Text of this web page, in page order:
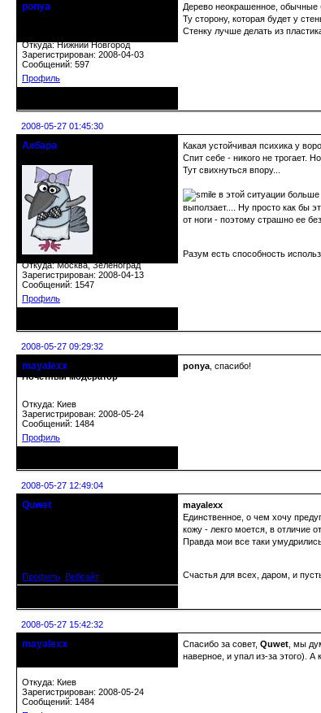
ponya
Откуда: Нижний Новгород
Зарегистрирован: 2008-04-03
Сообщений: 597
Профиль
Дерево неокрашенное, обычные
Ту сторону, которая будет у
Стенку лучше делать из
2008-05-27 01:45:30
Акбара
Откуда: Москва, Зеленоград
Зарегистрирован: 2008-04-13
Сообщений: 1547
Профиль
Какая устойчивая психика у
Спит себе - никого не трогает.
Тут свихнуться впору...
в этой ситуации
выползает.... Ну просто как бы
от ноги - поэтому страшно ее
Разум есть способность
2008-05-27 09:29:32
mayalexx
Почетный модератор
Откуда: Киев
Зарегистрирован: 2008-05-24
Сообщений: 1484
Профиль
ponya , спасибо!
2008-05-27 12:49:04
Quwet
Профиль Вебсайт
mayalexx
Единственное, о чем хочу
кожу - лекго моется, в отличие
Правда мои все таки
Счастья для всех, даром, и
2008-05-27 15:42:32
mayalexx
Откуда: Киев
Зарегистрирован: 2008-05-24
Сообщений: 1484
Спасибо за совет, Quwet , мы
наверное, и упал из-за этого).